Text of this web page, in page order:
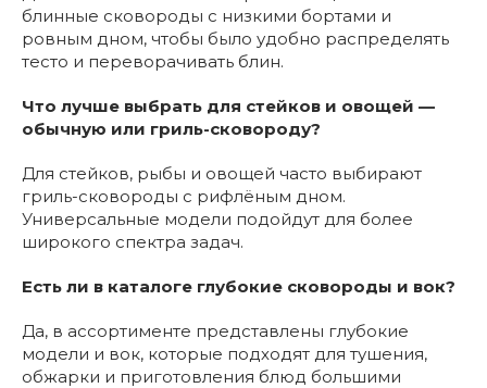
блинные сковороды с низкими бортами и
ровным дном, чтобы было удобно распределять
тесто и переворачивать блин.
Что лучше выбрать для стейков и овощей —
обычную или гриль-сковороду?
Для стейков, рыбы и овощей часто выбирают
гриль-сковороды с рифлёным дном.
Универсальные модели подойдут для более
широкого спектра задач.
Есть ли в каталоге глубокие сковороды и вок?
Да, в ассортименте представлены глубокие
модели и вок, которые подходят для тушения,
обжарки и приготовления блюд большими